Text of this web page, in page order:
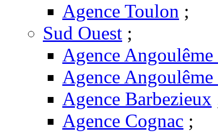
Agence Toulon ;
Sud Ouest ;
Agence
Agence
Agence Barbezieux
Agence Cognac ;